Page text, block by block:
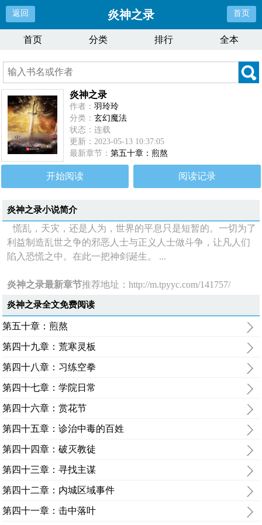
返回 炎神之录 首页
首页 分类 排行 全本
炎神之录
作者：羽玲玲
分类：玄幻魔法
状态：连载
更新：2023-05-13 10:37:05
最新章节：第五十章：煎熬
开始阅读 阅读记录
炎神之录小说简介
慌乱，天灾，还是人为，世界的平息只是短暂的。一切为了
利益制造乱世之争的邪恶人士与正义人士做斗争，让凡人们
陷入恐慌之中。在此一把神剑诞生。 ...
炎神之录最新章节推荐地址：http://m.tpyyc.com/141757/
炎神之录全文免费阅读
第五十章：煎熬
第四十九章：荒寒灵板
第四十八章：习练空拳
第四十七章：学院日常
第四十六章：赏花节
第四十五章：诊治中毒的百姓
第四十四章：破灭教徒
第四十三章：寻找主谋
第四十二章：内城区域事件
第四十一章：击中落叶